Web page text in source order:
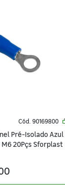
Cód. 90169800
Pré-Isolado Azul
M6 20Pçs Sforplast